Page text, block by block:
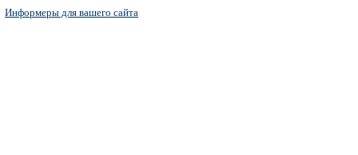
Информеры для вашего сайта